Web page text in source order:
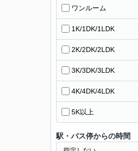
ワンルーム
1K/1DK/1LDK
2K/2DK/2LDK
3K/3DK/3LDK
4K/4DK/4LDK
5K以上
駅・バス停からの時間